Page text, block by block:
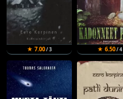
★ 7.00/ 3 ★ 6.50/ 4